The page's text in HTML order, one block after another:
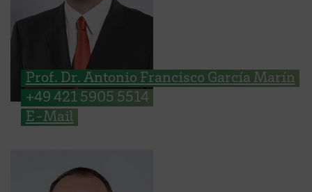
Prof. Dr. Antonio Francisco García Marín
+49 421 5905 5514
E-Mail